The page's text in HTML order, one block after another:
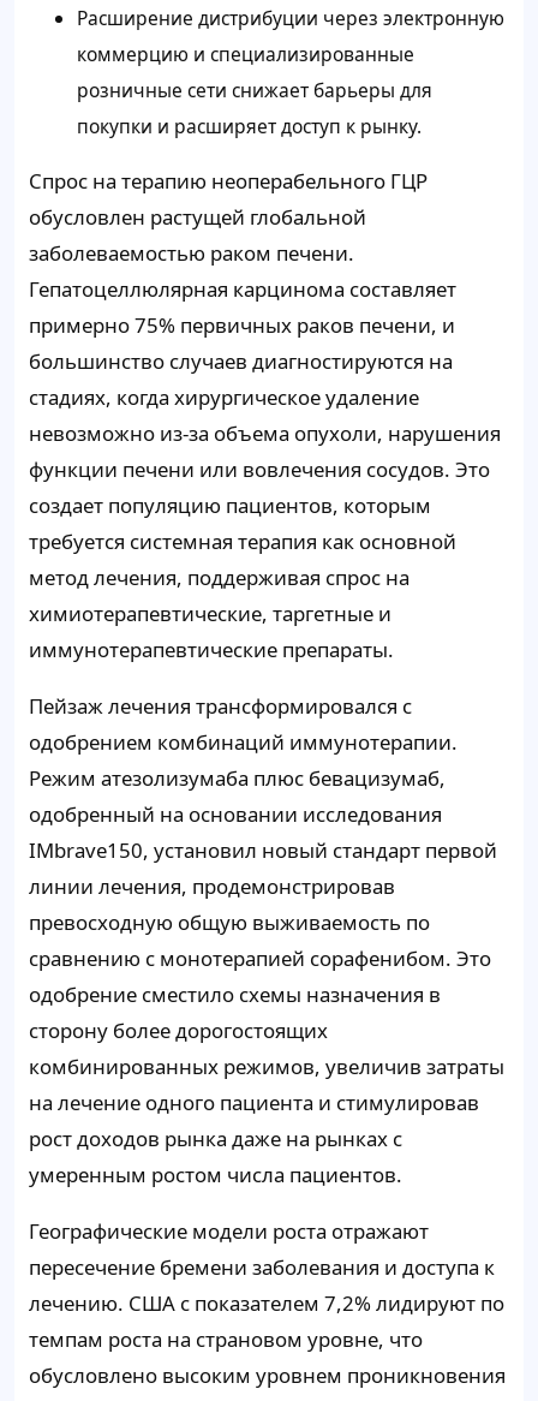
Расширение дистрибуции через электронную
коммерцию и специализированные
розничные сети снижает барьеры для
покупки и расширяет доступ к рынку.
Спрос на терапию неоперабельного ГЦР
обусловлен растущей глобальной
заболеваемостью раком печени.
Гепатоцеллюлярная карцинома составляет
примерно 75% первичных раков печени, и
большинство случаев диагностируются на
стадиях, когда хирургическое удаление
невозможно из-за объема опухоли, нарушения
функции печени или вовлечения сосудов. Это
создает популяцию пациентов, которым
требуется системная терапия как основной
метод лечения, поддерживая спрос на
химиотерапевтические, таргетные и
иммунотерапевтические препараты.
Пейзаж лечения трансформировался с
одобрением комбинаций иммунотерапии.
Режим атезолизумаба плюс бевацизумаб,
одобренный на основании исследования
IMbrave150, установил новый стандарт первой
линии лечения, продемонстрировав
превосходную общую выживаемость по
сравнению с монотерапией сорафенибом. Это
одобрение сместило схемы назначения в
сторону более дорогостоящих
комбинированных режимов, увеличив затраты
на лечение одного пациента и стимулировав
рост доходов рынка даже на рынках с
умеренным ростом числа пациентов.
Географические модели роста отражают
пересечение бремени заболевания и доступа к
лечению. США с показателем 7,2% лидируют по
темпам роста на страновом уровне, что
обусловлено высоким уровнем проникновения